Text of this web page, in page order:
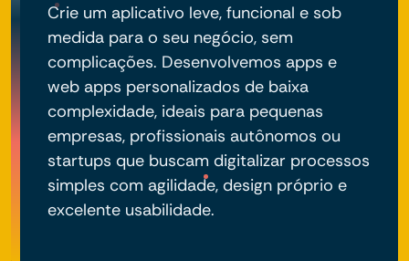
Crie um aplicativo leve, funcional e sob
medida para o seu negócio, sem
complicações. Desenvolvemos apps e
web apps personalizados de baixa
complexidade, ideais para pequenas
empresas, profissionais autônomos ou
startups que buscam digitalizar processos
simples com agilidade, design próprio e
excelente usabilidade.